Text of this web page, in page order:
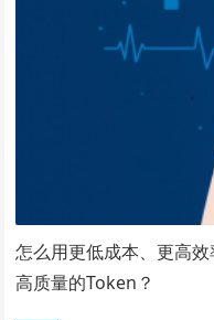
怎么用更低成本、更高
高质量的Token？